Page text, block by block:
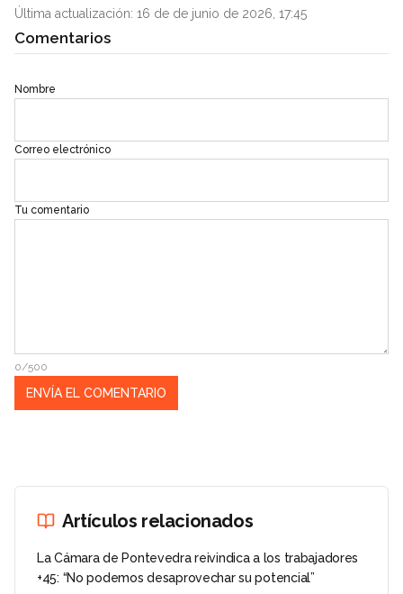
Última actualización: 16 de de junio de 2026, 17:45
Comentarios
Nombre
Correo electrónico
Tu comentario
0/500
Artículos relacionados
La Cámara de Pontevedra reivindica a los trabajadores
+45: “No podemos desaprovechar su potencial”